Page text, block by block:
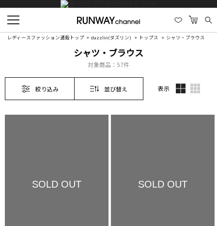
レディースファッション通販トップ dazzlin(ダズリン) トップス シャツ・ブラウス
シャツ・ブラウス
対象商品： 57件
絞り込み 並び替え 表示
SOLD OUT SOLD OUT